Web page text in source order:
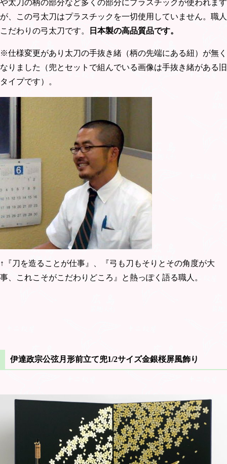
や太刀の柄の部分など多くの部分にプラスチックが使われます
が、この弓太刀はプラスチックを一切使用していません。職人
こだわりの弓太刀です。
日本製の高品質品です。
※仕様変更があり太刀の手抜き緒（柄の先端にある紐）が無く
なりました（兜とセットで組んでいる画像は手抜き緒がある旧
タイプです）。
↑『刀を造ることが仕事』、『弓も刀もそりとその角度が大
事、これこそがこだわりどころ』と熱っぽく語る職人。
伊達政宗公弦月形前立て兜1/2サイズ金銀桜屏風飾り